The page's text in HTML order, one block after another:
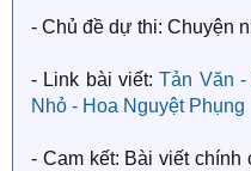
- Chủ đề dự thi: Chuyện
- Link bài viết:Tản Văn
Nhỏ - Hoa Nguyệt Phụng
- Cam kết: Bài viết chính